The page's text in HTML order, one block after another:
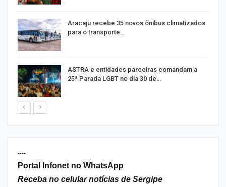
Aracaju recebe 35 novos ônibus climatizados
para o transporte…
ASTRA e entidades parceiras comandam a
25ª Parada LGBT no dia 30 de…
----
Portal Infonet no WhatsApp
Receba no celular notícias de Sergipe